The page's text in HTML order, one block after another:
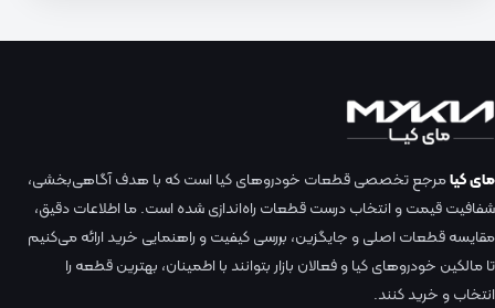
مای کیامرجع تخصصی قطعات خودروهای کیا است که با هدف آگاهی‌بخشی،
شفافیت قیمت و انتخاب درست قطعات راه‌اندازی شده است. ما اطلاعات دقیق،
مقایسه قطعات اصلی و جایگزین، بررسی کیفیت و راهنمایی خرید ارائه می‌کنیم
تا مالکین خودروهای کیا و فعالان بازار بتوانند با اطمینان، بهترین قطعه را
انتخاب و خرید کنند.